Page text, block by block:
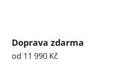
Doprava zdarma
od 11 990 Kč